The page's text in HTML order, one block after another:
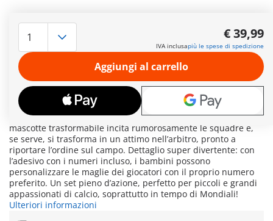
PLAYMOBIL c'è grande fermento: due giocatori si sfidano in
una partita mozzafiato! Con un po’ di abilità e il giusto
tempismo, i giocatori possono calciare davvero il pallone
verso una delle due porte o nei canestri supplementari: basta
tirare indietro la gamba del personaggio PLAYMOBIL,
rilasciare e segnare! Le “Action Cards” aggiungono punti
bonus e rendono la partita ancora più dinamica. Con il
contatore di goal scorrevole, si possono segnare facilmente
tutte le reti messe a segno. A bordo campo, la simpatica
mascotte trasformabile incita rumorosamente le squadre e,
se serve, si trasforma in un attimo nell’arbitro, pronto a
riportare l’ordine sul campo. Dettaglio super divertente: con
l’adesivo con i numeri incluso, i bambini possono
personalizzare le maglie dei giocatori con il proprio numero
preferito. Un set pieno d’azione, perfetto per piccoli e grandi
appassionati di calcio, soprattutto in tempo di Mondiali!
Ulteriori informazioni
€ 39,99
IVA inclusapiù le spese di spedizione
Aggiungi al carrello